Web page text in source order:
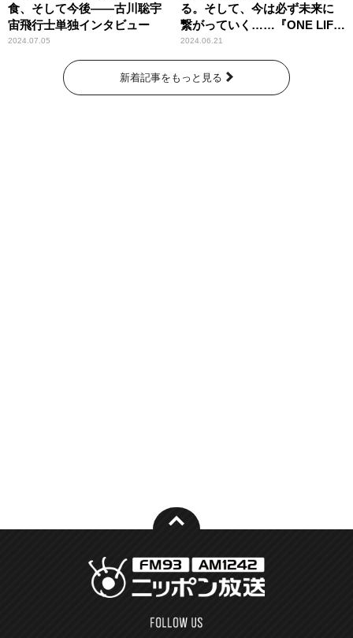
食、そして今後――古川聡宇
宙飛行士単独インタビュー
2024.07.05
る。そして、今は必ず未来に
繋がっていく……『ONE LIFE
奇跡が繋いだ6000の命』
2024.06.21
新着記事をもっと見る